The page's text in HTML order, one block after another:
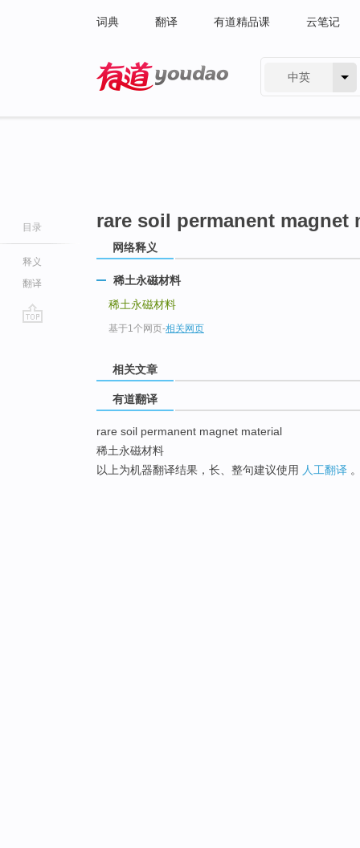
词典 翻译 有道精品课 云笔记
中英
目录
释义
翻译
rare soil permanent magnet
网络释义
稀土永磁材料
稀土永磁材料
基于1个网页-相关网页
相关文章
有道翻译
rare soil permanent magnet material
稀土永磁材料
以上为机器翻译结果，长、整句建议使用 人工翻译